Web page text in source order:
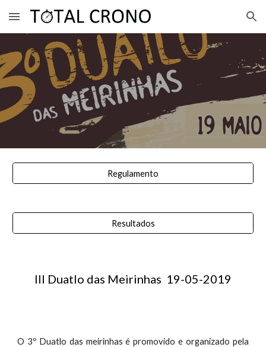
Skip to main content Skip to navigation
Regulamento
Resultados
III Duatlo das Meirinhas  19-05-2019
O 3º Duatlo das meirinhas é promovido e organizado pela